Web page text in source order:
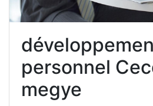
personnel
megye